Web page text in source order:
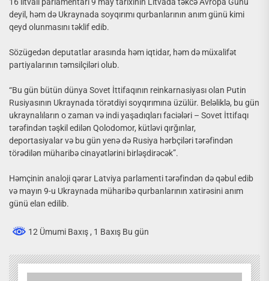
16 litvalı parlamentari 9 may tarixinin Litvada təkcə Avropa Günü
deyil, həm də Ukraynada soyqırımı qurbanlarının anım günü kimi
qeyd olunmasını təklif edib.
Sözügedən deputatlar arasında həm iqtidar, həm də müxalifət
partiyalarının təmsilçiləri olub.
“Bu gün bütün dünya Sovet İttifaqının reinkarnasiyası olan Putin
Rusiyasının Ukraynada törətdiyi soyqırımına üzülür. Beləliklə, bu gün
ukraynalıların o zaman və indi yaşadıqları faciələri – Sovet İttifaqı
tərəfindən təşkil edilən Qolodomor, kütləvi qırğınlar,
deportasiyalar və bu gün yenə də Rusiya hərbçiləri tərəfindən
törədilən müharibə cinayətlərini birləşdirəcək”.
Həmçinin analoji qərar Latviya parlamenti tərəfindən də qəbul edib
və mayın 9-u Ukraynada müharibə qurbanlarının xatirəsini anım
günü elan edilib.
12 Ümumi Baxış, 1 Baxış Bu gün